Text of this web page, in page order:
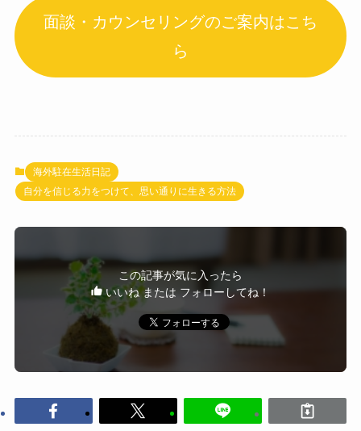
面談・カウンセリングのご案内はこち
ら
海外駐在生活日記
自分を信じる力をつけて、思い通りに生きる方法
この記事が気に入ったら
いいね または フォローしてね！